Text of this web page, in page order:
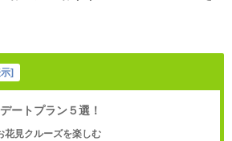
ートプラン５選！
花見クルーズを楽しむ